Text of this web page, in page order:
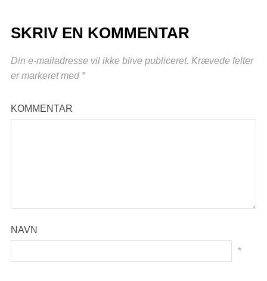
SKRIV EN KOMMENTAR
Din e-mailadresse vil ikke blive publiceret. Krævede felter
er markeret med *
KOMMENTAR
NAVN
*